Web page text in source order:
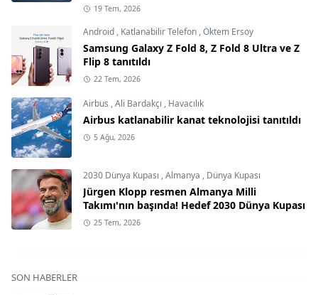
19 Tem, 2026
Android , Katlanabilir Telefon ,Öktem Ersoy
Samsung Galaxy Z Fold 8, Z Fold 8 Ultra ve Z
Flip 8 tanıtıldı
22 Tem, 2026
Airbus ,Ali Bardakçı , Havacılık
Airbus katlanabilir kanat teknolojisi tanıtıldı
5 Ağu, 2026
2030 Dünya Kupası ,Almanya , Dünya Kupası
Jürgen Klopp resmen Almanya Milli
Takımı'nın başında! Hedef 2030 Dünya Kupası
25 Tem, 2026
SON HABERLER